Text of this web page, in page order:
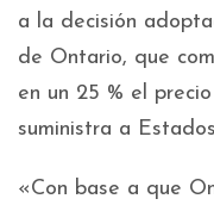
a la decisión
de Ontario, que
en un 25 % el
suministra a
«Con base a que